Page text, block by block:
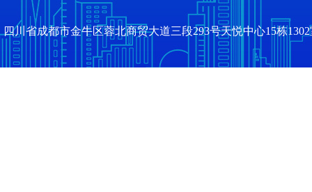
四川省成都市金牛区蓉北商贸大道三段293号天悦中心15栋